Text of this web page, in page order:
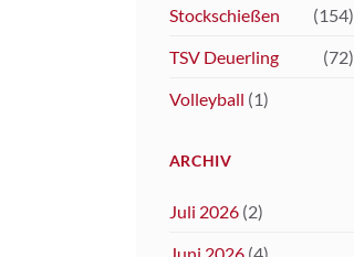
Stockschießen
(154)
TSV Deuerling
(72)
Volleyball (1)
ARCHIV
Juli 2026(2)
Juni 2026(4)